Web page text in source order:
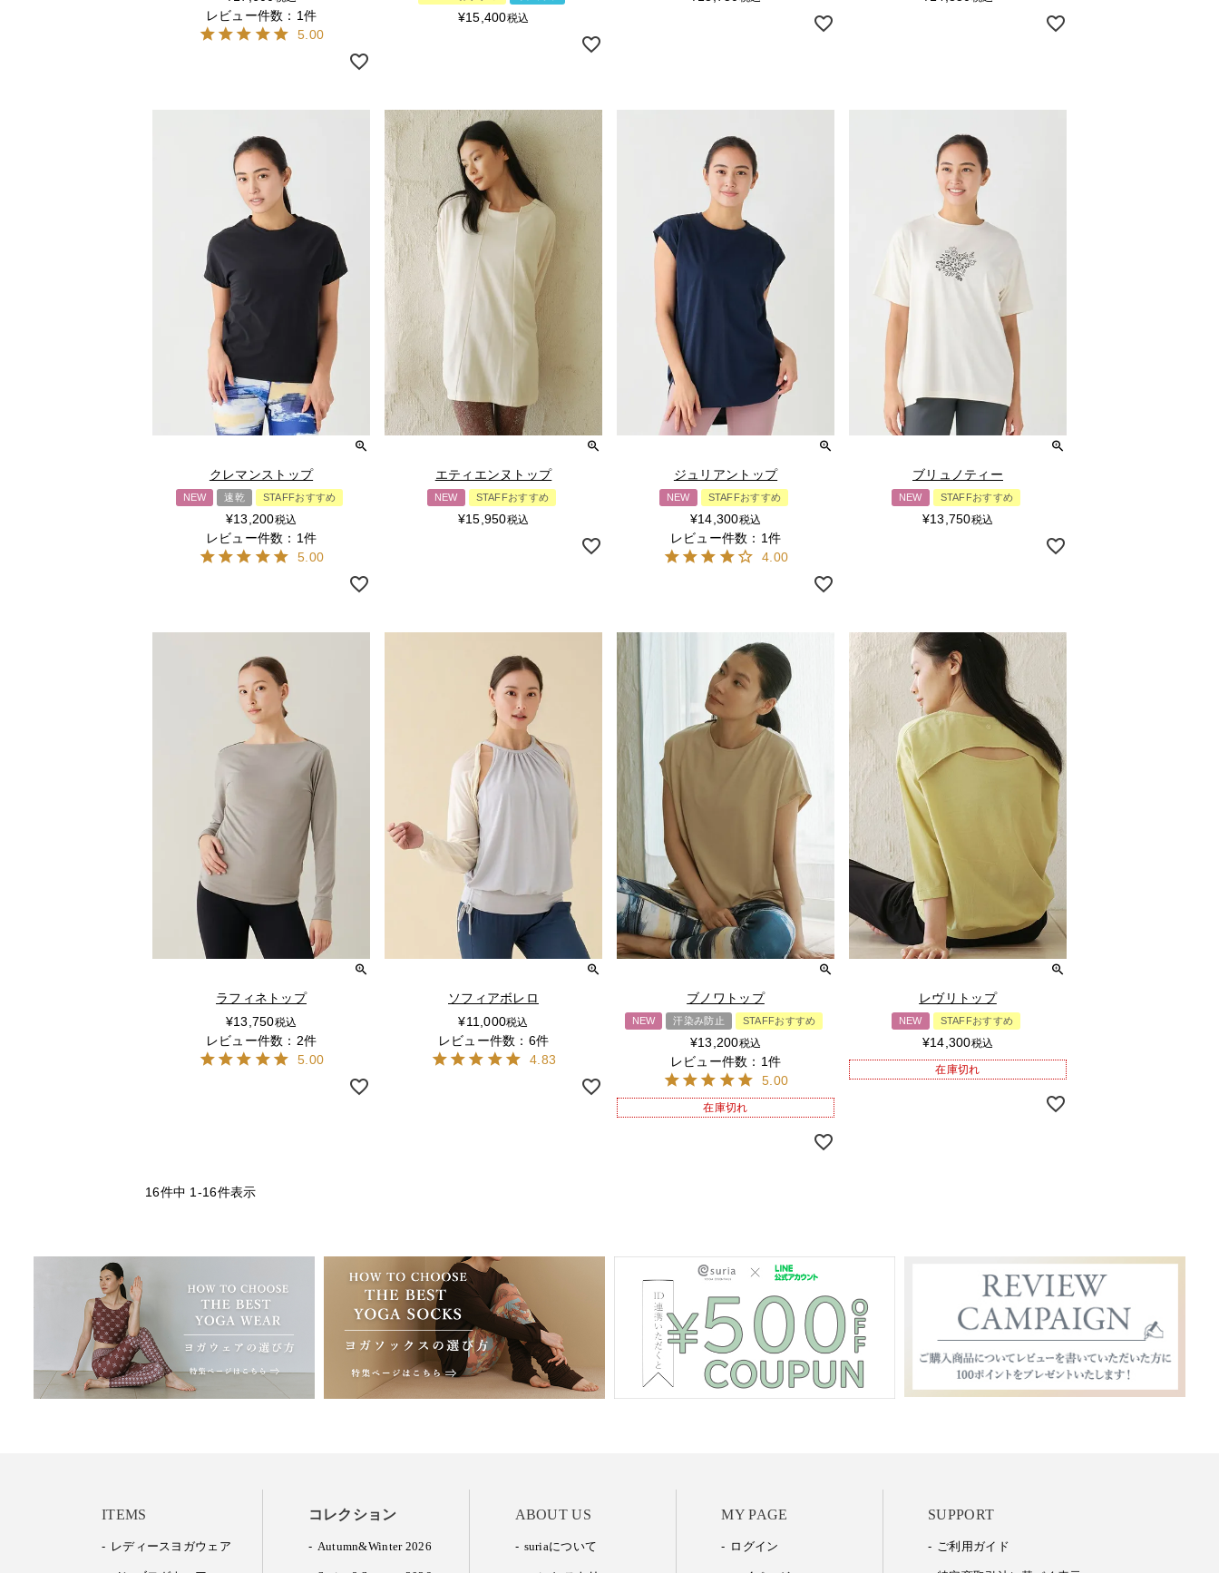
レビュー件数：1件
5.00
¥15,400税込
クレマンストップ
NEW 速乾 STAFFおすすめ
¥13,200税込
レビュー件数：1件
5.00
エティエンヌトップ
NEW STAFFおすすめ
¥15,950税込
ジュリアントップ
NEW STAFFおすすめ
¥14,300税込
レビュー件数：1件
4.00
ブリュノティー
NEW STAFFおすすめ
¥13,750税込
ラフィネトップ
¥13,750税込
レビュー件数：2件
5.00
ソフィアボレロ
¥11,000税込
レビュー件数：6件
4.83
ブノワトップ
NEW 汗染み防止 STAFFおすすめ
¥13,200税込
レビュー件数：1件
5.00
在庫切れ
レヴリトップ
NEW STAFFおすすめ
¥14,300税込
在庫切れ
16件中 1 -16件表示
ITEMS
レディースヨガウェア
コレクション
Autumn&Winter 2026
ABOUT US
suriaについて
MY PAGE
ログイン
SUPPORT
ご利用ガイド